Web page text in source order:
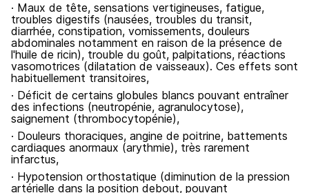
· Maux de tête, sensations vertigineuses, fatigue,
troubles digestifs (nausées, troubles du transit,
diarrhée, constipation, vomissements, douleurs
abdominales notamment en raison de la présence de
l'huile de ricin), trouble du goût, palpitations, réactions
vasomotrices (dilatation de vaisseaux). Ces effets sont
habituellement transitoires,
· Déficit de certains globules blancs pouvant entraîner
des infections (neutropénie, agranulocytose),
saignement (thrombocytopénie),
· Douleurs thoraciques, angine de poitrine, battements
cardiaques anormaux (arythmie), très rarement
infarctus,
· Hypotension orthostatique (diminution de la pression
artérielle dans la position debout, pouvant